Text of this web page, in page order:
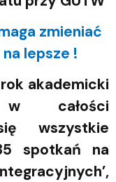
zmieniać
lepsze !
akademicki
całości
wszystkie
spotkań na